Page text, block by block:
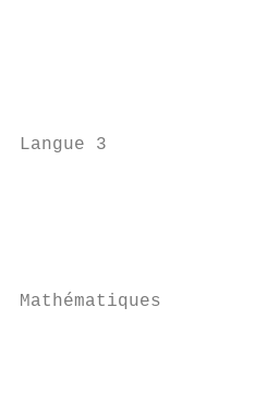
Langue 3
Mathématiques